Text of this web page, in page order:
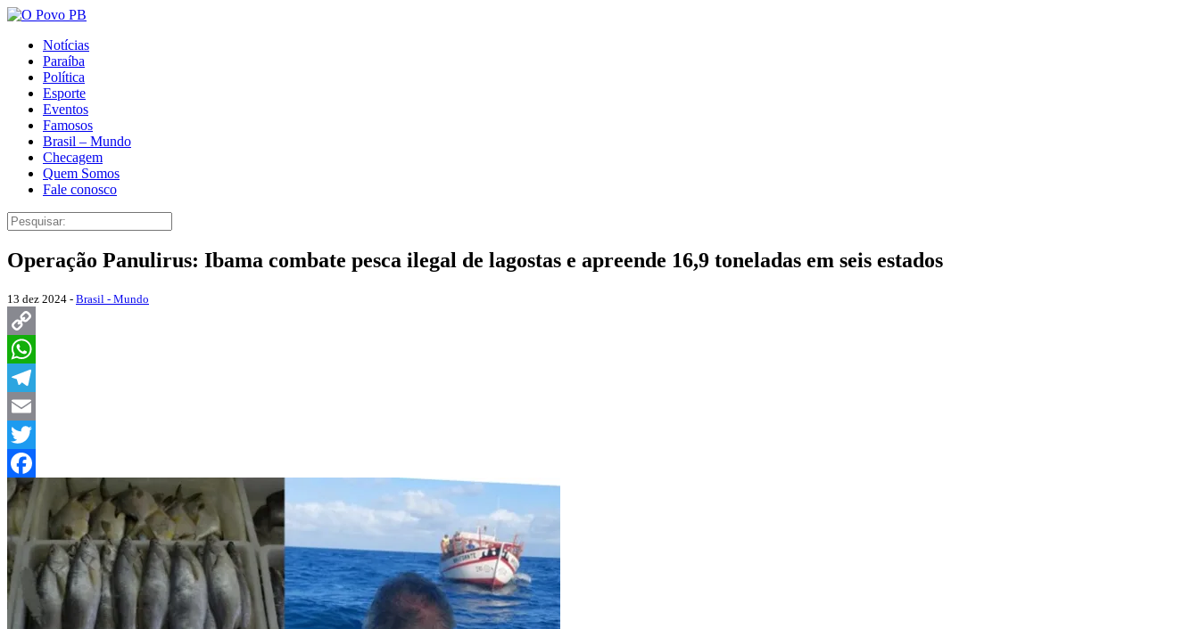
Notícias
Paraíba
Política
Esporte
Eventos
Famosos
Brasil – Mundo
Checagem
Quem Somos
Fale conosco
Operação Panulirus: Ibama combate pesca ilegal de lagostas e apreende 16,9 toneladas em seis estados
13 dez 2024 - Brasil - Mundo
Copy
Link
WhatsApp
Telegram
Email
Twitter
Facebook